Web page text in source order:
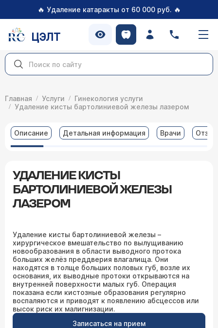
🔥 Удаление катаракты от 60 000 руб. 🔥
ЦЭЛТ
Главная Услуги
Гинекология услуги
Удаление кисты бартолиниевой железы лазером
Описание Детальная информация Врачи
УДАЛЕНИЕ КИСТЫ
БАРТОЛИНИЕВОЙ ЖЕЛЕЗЫ
ЛАЗЕРОМ
Удаление кисты бартолиниевой железы –
хирургическое вмешательство по вылущиванию
новообразования в области выводного протока
больших желёз преддверия влагалища. Они
находятся в толще больших половых губ, возле их
основания, их выводные протоки открываются на
внутренней поверхности малых губ. Операция
показана если кистозные образования регулярно
воспаляются и приводят к появлению абсцессов или
высок риск их малигнизации.
Записаться на прием